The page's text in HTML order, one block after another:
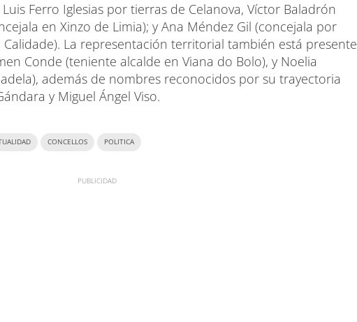
Ferro Iglesias por tierras de Celanova, Víctor Baladrón
en Xinzo de Limia); y Ana Méndez Gil (concejala por
La representación territorial también está presente
Conde (teniente alcalde en Viana do Bolo), y Noelia
además de nombres reconocidos por su trayectoria
y Miguel Ángel Viso.
CONCELLOS POLITICA